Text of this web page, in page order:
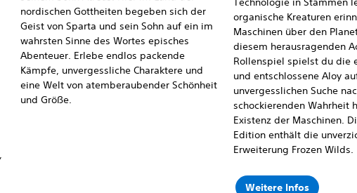
nordischen Gottheiten begeben sich der
Geist von Sparta und sein Sohn auf ein im
wahrsten Sinne des Wortes episches
Abenteuer. Erlebe endlos packende
Kämpfe, unvergessliche Charaktere und
eine Welt von atemberaubender Schönheit
und Größe.
organische Kreaturen
Maschinen über den
diesem herausragenden
Rollenspiel spielst du die
und entschlossene Aloy
unvergesslichen Suche
schockierenden Wahrheit
Existenz der Maschinen.
Edition enthält die
Erweiterung Frozen Wilds.
Weitere Infos